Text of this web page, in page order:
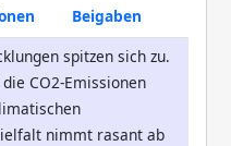
Beigaben
spitzen sich zu.
CO2-Emissionen
nimmt rasant ab